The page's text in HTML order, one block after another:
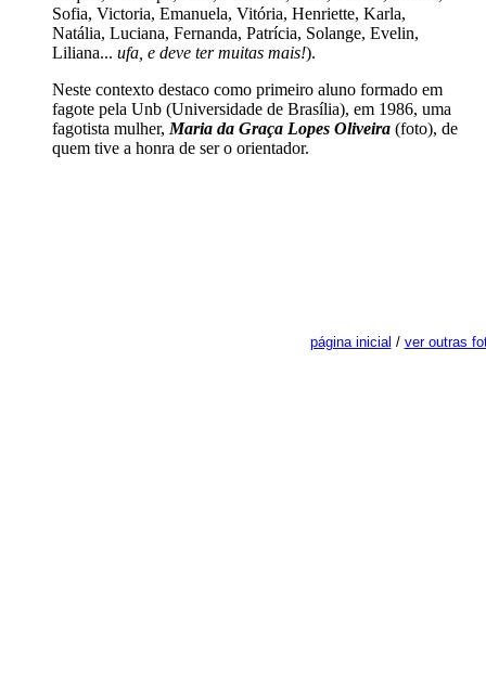
Sofia, Victoria, Emanuela, Vitória, Henriette, Karla,
Natália, Luciana, Fernanda, Patrícia, Solange, Evelin,
Liliana... ufa, e deve ter muitas mais!).
Neste contexto destaco como primeiro aluno formado em
fagote pela Unb (Universidade de Brasília), em 1986, uma
fagotista mulher, Maria da Graça Lopes Oliveira (foto), de
quem tive a honra de ser o orientador.
página inicial / ver outras